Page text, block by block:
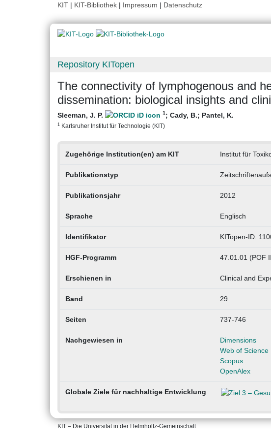
KIT | KIT-Bibliothek | Impressum | Datenschutz
Repository KITopen
The connectivity of lymphogenous and
dissemination: biological insights and
Sleeman, J. P. 1; Cady, B.; Pantel, K.
1 Karlsruher Institut für Technologie (KIT)
Zugehörige Institution(en) am KIT Institut für
Publikationstyp
Publikationsjahr 2012
Sprache Englisch
Identifikator KITopen-ID:
HGF-Programm 47.01.01 (POF
Erschienen in Clinical and
Band 29
Seiten 737-746
Nachgewiesen in
Dimensions
Web of Science
Scopus
OpenAlex
Globale Ziele für nachhaltige Entwicklung
KIT – Die Universität in der Helmholtz-Gemeinschaft